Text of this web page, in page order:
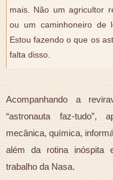
mais. Não um agricultor
ou um caminhoneiro de
Estou fazendo o que os
falta disso.
Acompanhando a
“astronauta faz-tudo”,
mecânica, química,
além da rotina inóspita
trabalho da Nasa.